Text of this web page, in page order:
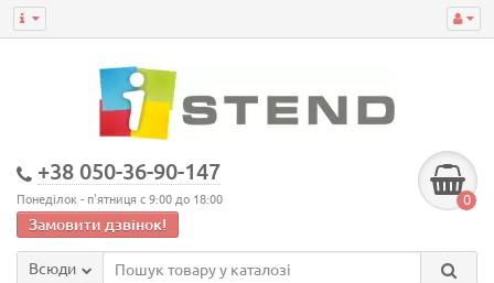
+38 050-36-90-147
Понеділок - п'ятниця с 9:00 до 18:00
Замовити дзвінок!
0
Всюди